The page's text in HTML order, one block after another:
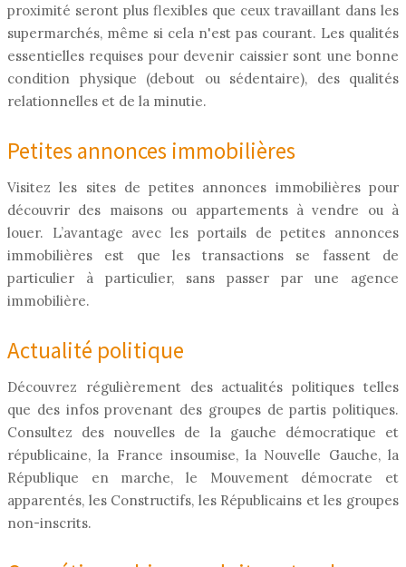
proximité seront plus flexibles que ceux travaillant dans les
supermarchés, même si cela n'est pas courant. Les qualités
essentielles requises pour devenir caissier sont une bonne
condition physique (debout ou sédentaire), des qualités
relationnelles et de la minutie.
Petites annonces immobilières
Visitez les sites de petites annonces immobilières pour
découvrir des maisons ou appartements à vendre ou à
louer. L’avantage avec les portails de petites annonces
immobilières est que les transactions se fassent de
particulier à particulier, sans passer par une agence
immobilière.
Actualité politique
Découvrez régulièrement des actualités politiques telles
que des infos provenant des groupes de partis politiques.
Consultez des nouvelles de la gauche démocratique et
républicaine, la France insoumise, la Nouvelle Gauche, la
République en marche, le Mouvement démocrate et
apparentés, les Constructifs, les Républicains et les groupes
non-inscrits.